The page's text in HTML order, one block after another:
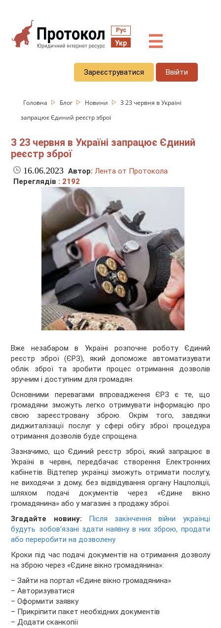
Рус
Укр ☰
Зареєструватися Ввійти
Головна Блог Новини
З 23 червня в Україні
запрацює Єдиний реєстр зброї
З 23 червня в Україні запрацює Єдиний
реєстр зброї
16.06.2023 Автор: Лента от Протокола
Переглядів : 2192
Вже незабаром в Україні розпочне роботу Єдиний
реєстр зброї (ЄРЗ), який допоможе автоматизувати
облік зброї та зробити процес отримання дозволів
зручним і доступним для громадян.
Основними перевагами впровадження ЄРЗ є те, що
громадяни зможуть легко отримувати інформацію про
свою зареєстровану зброю. Окрім того, завдяки
диджиталізації послуг у сфері обігу зброї процедура
отримання дозволів буде спрощена.
Зазначимо, що Єдиний реєстр зброї, який запрацює в
Україні в червні, передбачає створення Електронних
кабінетів. Відтепер українці зможуть отримати послугу,
не виходячи з дому, без відвідування органу Нацполіції,
шляхом подачі документів через «Єдине вікно
громадянина» або у магазині з продажу зброї.
Згадайте новину:
Після закінчення війни українці
будуть зобов'язані здати наявну в них зброю, продати
або переробити на дозволену
Кроки під час подачі документів на отримання дозволу
на зброю через «Єдине вікно громадянина»:
– Зайти на портал «Єдине вікно громадянина»
– Авторизуватися
– Оформити заявку
– Прикріпити пакет необхідних документів
– Додати сканкопії